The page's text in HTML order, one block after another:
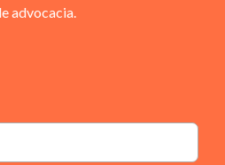
advocacia.